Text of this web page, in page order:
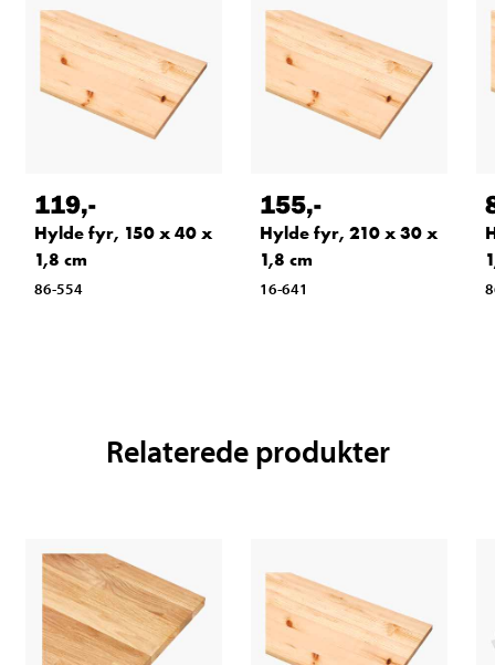
119,-
Hylde fyr, 150 x 40 x
1,8 cm
86-554
155,-
Hylde fyr, 210 x 30 x
1,8 cm
16-641
Relaterede produkter